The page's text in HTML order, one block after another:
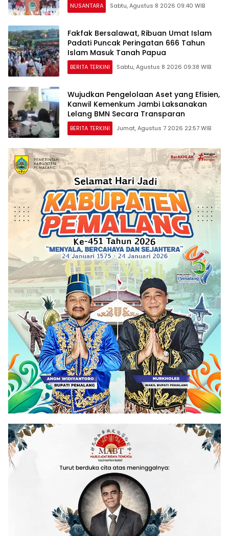
NUSANTARA Sabtu, Agustus 8 2026 09:40 WIB
Fakfak Bersalawat, Ribuan Umat Islam
Padati Puncak Peringatan 666 Tahun
Islam Masuk Tanah Papua
BERITA TERKINI Sabtu, Agustus 8 2026 09:38 WIB
Wujudkan Pengelolaan Aset yang Efisien,
Kanwil Kemenkum Jambi Laksanakan
Lelang BMN Secara Transparan
BERITA TERKINI Jumat, Agustus 7 2026 22:57 WIB